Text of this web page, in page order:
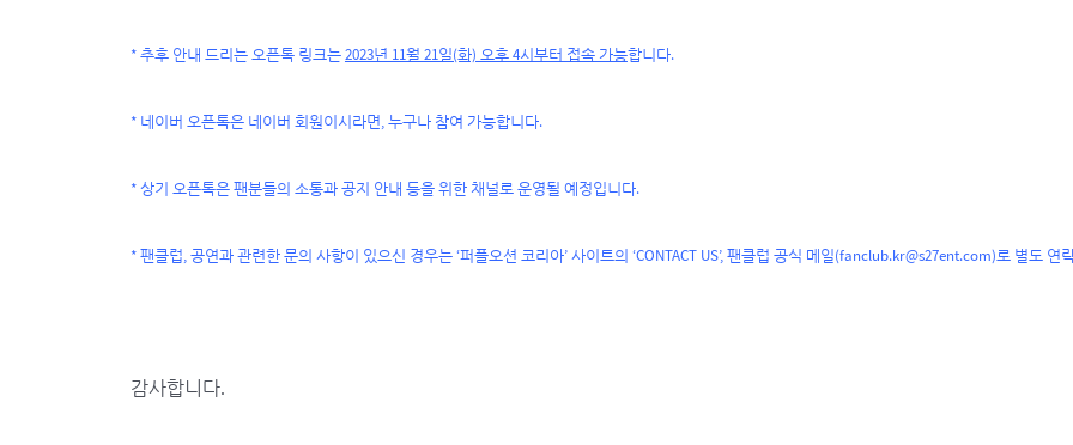
* 추후 안내 드리는 오픈톡 링크는2023년 11월 21일(화) 오후 4시부터 접속 가능합니다.
* 네이버 오픈톡은 네이버 회원이시라면, 누구나 참여 가능합니다.
* 상기 오픈톡은 팬분들의 소통과 공지 안내 등을 위한 채널로 운영될 예정입니다.
* 팬클럽, 공연과 관련한 문의 사항이 있으신 경우는 ‘퍼플오션 코리아’ 사이트의 ‘CONTACT US’, 팬클럽 공식 메일(fanclub.kr@s27ent.com)로 별도 연
감사합니다.